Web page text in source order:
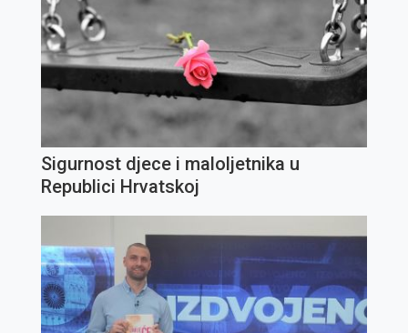
Sigurnost djece i maloljetnika u
Republici Hrvatskoj